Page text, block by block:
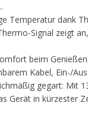
Temperatur dank
Signal zeigt
beim
Kabel, Ein-/
gegart: Mit
Gerät in kürzester